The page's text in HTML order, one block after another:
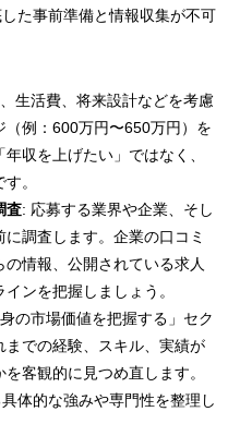
た事前準備と情報収集が不可
生活費、将来設計などを考慮
（例：600万円〜650万円）を
収を上げたい」ではなく、
。
査: 応募する業界や企業、そし
調査します。企業の口コミ
情報、公開されている求人
ンを把握しましょう。
の市場価値を把握する」セク
での経験、スキル、実績が
客観的に見つめ直します。
体的な強みや専門性を整理し